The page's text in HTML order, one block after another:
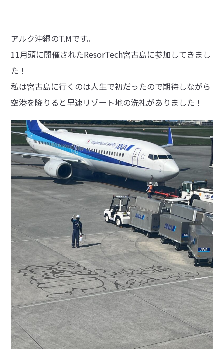
アルク沖縄のT.Mです。
11月頭に開催されたResorTech宮古島に参加してきまし
た！
私は宮古島に行くのは人生で初だったので期待しながら
空港を降りると早速リゾート地の洗礼がありました！